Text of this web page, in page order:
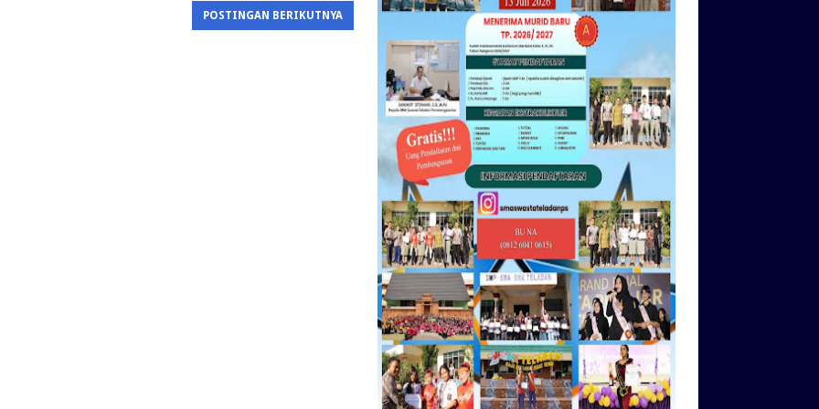
POSTINGAN BERIKUTNYA